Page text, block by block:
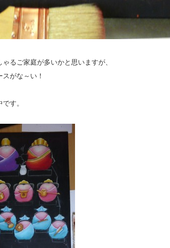
るご家庭が多いかと思いますが、
がな～い！
す。